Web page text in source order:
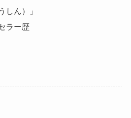
しん）」
ラー歴